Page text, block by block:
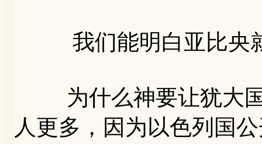
我们能明白亚比央
为什么神要让犹大国
人更多，因为以色列国